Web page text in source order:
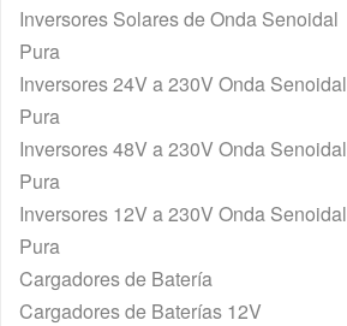
Inversores Solares de Onda Senoidal
Pura
Inversores 24V a 230V Onda Senoidal
Pura
Inversores 48V a 230V Onda Senoidal
Pura
Inversores 12V a 230V Onda Senoidal
Pura
Cargadores de Batería
Cargadores de Baterías 12V